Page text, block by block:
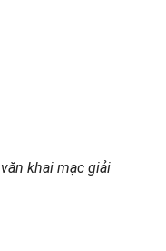
khai mạc giải